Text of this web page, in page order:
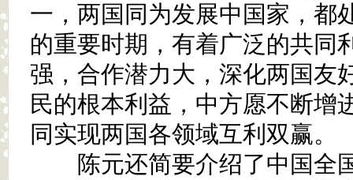
一，两国同为发展中国家，都
的重要时期，有着广泛的共同
强，合作潜力大，深化两国友
民的根本利益，中方愿不断增
同实现两国各领域互利双赢。
陈元还简要介绍了中国全